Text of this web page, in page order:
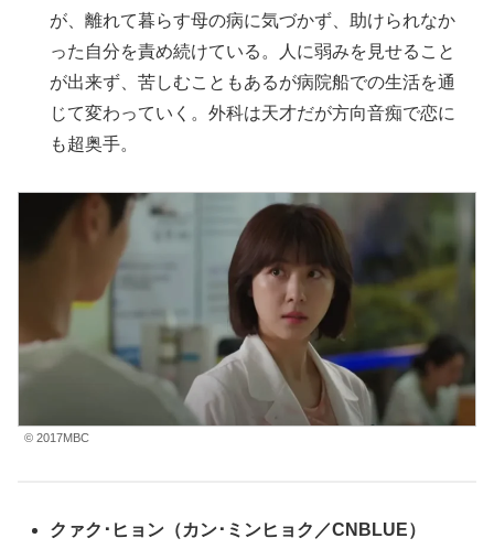
が、離れて暮らす母の病に気づかず、助けられなか
った自分を責め続けている。人に弱みを見せること
が出来ず、苦しむこともあるが病院船での生活を通
じて変わっていく。外科は天才だが方向音痴で恋に
も超奥手。
© 2017MBC
クァク･ヒョン （カン･ミンヒョク／CNBLUE）